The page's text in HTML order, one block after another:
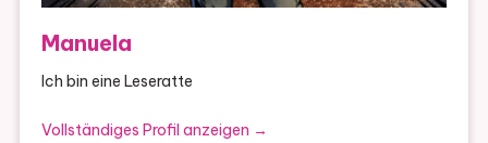
Manuela
Ich bin eine Leseratte
Vollständiges Profil anzeigen →